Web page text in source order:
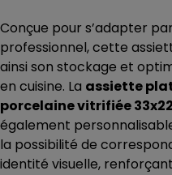
Conçue pour s’adapter
professionnel, cette
ainsi son stockage et
en cuisine. La assiette
porcelaine vitrifiée
également
la possibilité de
identité visuelle,